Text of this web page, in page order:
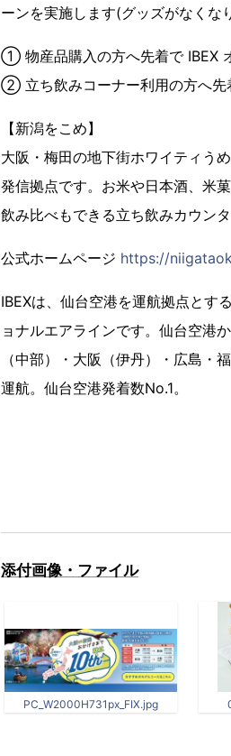
ーンを実施します(グッズがなくな
① 物産品購入の方へ先着で IBEX
② 立ち飲みコーナー利用の方へ先
【新潟をこめ】
大阪・梅田の地下街ホワイティう
発信拠点です。お米や日本酒、米
飲み比べもできる立ち飲みカウン
公式ホームページ https://
IBEXは、仙台空港を運航拠点とす
ョナルエアラインです。仙台空港
（中部）・大阪（伊丹）・広島・
運航。仙台空港発着数No.1。
添付画像・ファイル
PC_W2000H731px_FIX.jpg